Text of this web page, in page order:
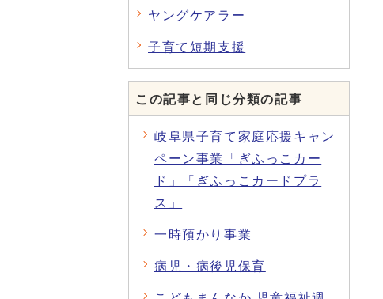
ヤングケアラー
子育て短期支援
この記事と同じ分類の記事
岐阜県子育て家庭応援キャン
ペーン事業「ぎふっこカー
ド」「ぎふっこカードプラ
ス」
一時預かり事業
病児・病後児保育